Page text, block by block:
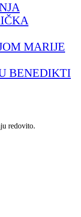
MARIJE
BENEDIKTI
redovito.